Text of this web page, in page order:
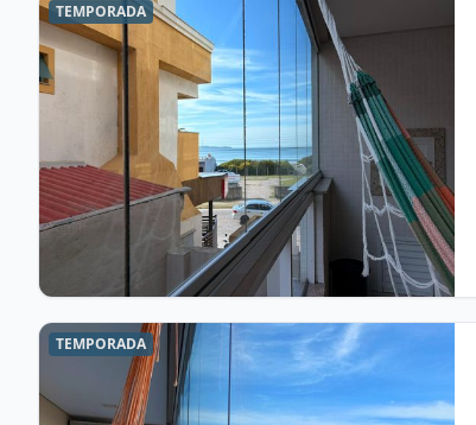
TEMPORADA
TEMPORADA